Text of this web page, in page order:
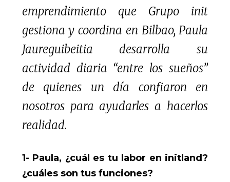
emprendimiento que Grupo init
gestiona y coordina en Bilbao, Paula
Jaureguibeitia desarrolla su
actividad diaria “entre los sueños”
de quienes un día confiaron en
nosotros para ayudarles a hacerlos
realidad.
1- Paula, ¿cuál es tu labor en initland?
¿cuáles son tus funciones?